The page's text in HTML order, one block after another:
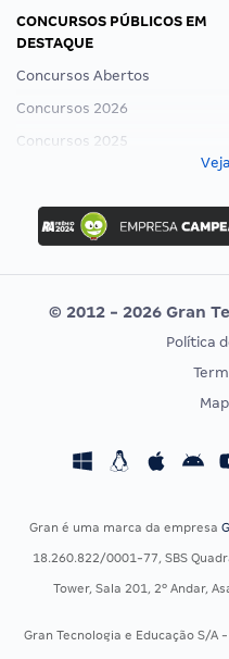
CONCURSOS PÚBLICOS EM
DESTAQUE
Concursos Abertos
Concursos 2026
Concursos 2025
Concurso Ibama
Concurso MPU
Editais publicados
CONCURSOS POR PROFISSÃO
Concursos Fiscais
Residência Multiprofissional
© 2012 - 2026 Gran
Política
Gran é uma marca da empresa
18.260.822/0001-77, SBS
Tower, Sala 201, 2º Andar,
Gran Tecnologia e Educação S/